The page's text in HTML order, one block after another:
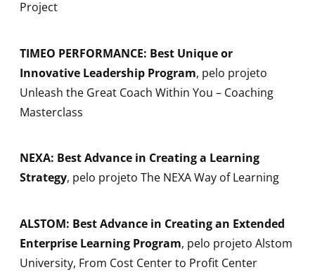
Project
TIMEO PERFORMANCE: Best Unique or
Innovative Leadership Program, pelo projeto
Unleash the Great Coach Within You – Coaching
Masterclass
NEXA: Best Advance in Creating a Learning
Strategy, pelo projeto The NEXA Way of Learning
ALSTOM: Best Advance in Creating an Extended
Enterprise Learning Program, pelo projeto Alstom
University, From Cost Center to Profit Center